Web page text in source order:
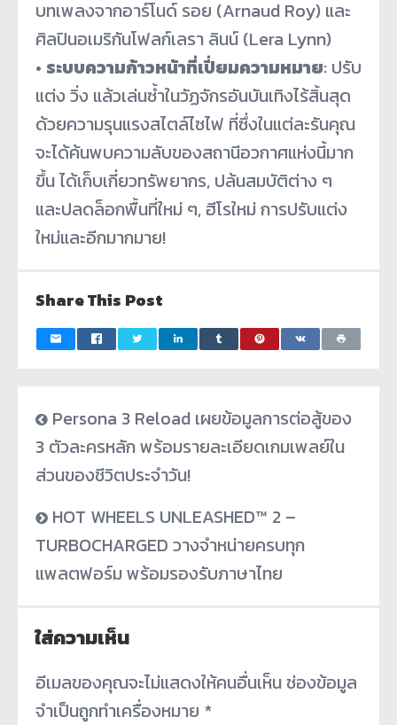
บทเพลงจากอาร์โนด์ รอย (Arnaud Roy) และ
ศิลปินอเมริกันโฟลก์เลรา ลินน์ (Lera Lynn)
• ระบบความก้าวหน้าที่เปี่ยมความหมาย: ปรับ
แต่ง วิ่ง แล้วเล่นซ้ำในวัฏจักรอันบันเทิงไร้สิ้นสุด
ด้วยความรุนแรงสไตล์ไซไฟ ที่ซึ่งในแต่ละรันคุณ
จะได้ค้นพบความลับของสถานีอวกาศแห่งนี้มาก
ขึ้น ได้เก็บเกี่ยวทรัพยากร, ปล้นสมบัติต่าง ๆ
และปลดล็อกพื้นที่ใหม่ ๆ, ฮีโรใหม่ การปรับแต่ง
ใหม่และอีกมากมาย!
Share This Post
Persona 3 Reload เผยข้อมูลการต่อสู้ของ
3 ตัวละครหลัก พร้อมรายละเอียดเกมเพลย์ใน
ส่วนของชีวิตประจำวัน!
HOT WHEELS UNLEASHED™ 2 –
TURBOCHARGED วางจำหน่ายครบทุก
แพลตฟอร์ม พร้อมรองรับภาษาไทย
ใส่ความเห็น
อีเมลของคุณจะไม่แสดงให้คนอื่นเห็น ช่องข้อมูล
จำเป็นถูกทำเครื่องหมาย *